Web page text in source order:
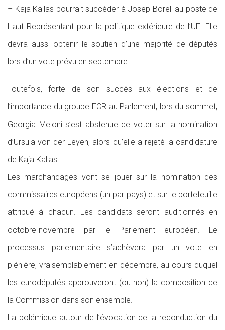
– Kaja Kallas pourrait succéder à Josep Borell au poste de
Haut Représentant pour la politique extérieure de l’UE. Elle
devra aussi obtenir le soutien d’une majorité de députés
lors d’un vote prévu en septembre.
Toutefois, forte de son succès aux élections et de
l’importance du groupe ECR au Parlement, lors du sommet,
Georgia Meloni s’est abstenue de voter sur la nomination
d’Ursula von der Leyen, alors qu’elle a rejeté la candidature
de Kaja Kallas.
Les marchandages vont se jouer sur la nomination des
commissaires européens (un par pays) et sur le portefeuille
attribué à chacun. Les candidats seront auditionnés en
octobre-novembre par le Parlement européen. Le
processus parlementaire s’achèvera par un vote en
plénière, vraisemblablement en décembre, au cours duquel
les eurodéputés approuveront (ou non) la composition de
la Commission dans son ensemble.
La polémique autour de l’évocation de la reconduction du